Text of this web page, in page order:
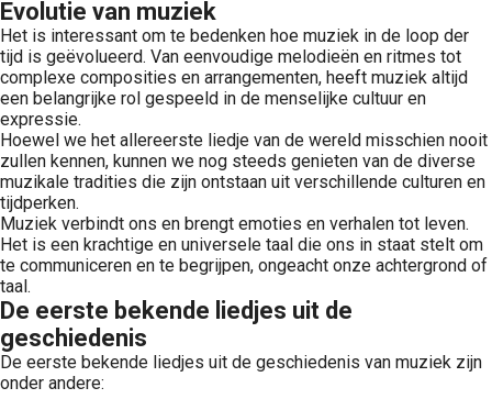
Evolutie van muziek
Het is interessant om te bedenken hoe muziek in de loop der
tijd is geëvolueerd. Van eenvoudige melodieën en ritmes tot
complexe composities en arrangementen, heeft muziek altijd
een belangrijke rol gespeeld in de menselijke cultuur en
expressie.
Hoewel we het allereerste liedje van de wereld misschien nooit
zullen kennen, kunnen we nog steeds genieten van de diverse
muzikale tradities die zijn ontstaan uit verschillende culturen en
tijdperken.
Muziek verbindt ons en brengt emoties en verhalen tot leven.
Het is een krachtige en universele taal die ons in staat stelt om
te communiceren en te begrijpen, ongeacht onze achtergrond of
taal.
De eerste bekende liedjes uit de
geschiedenis
De eerste bekende liedjes uit de geschiedenis van muziek zijn
onder andere: